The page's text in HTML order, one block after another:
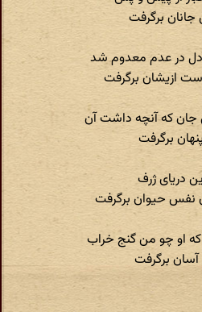
برگرفت
در عدم معدوم شد
ازیشان برگرفت
جان که آنچه داشت آن
برگرفت
دریای ژرف
حیوان برگرفت
که او چو من گنج خراب
برگرفت